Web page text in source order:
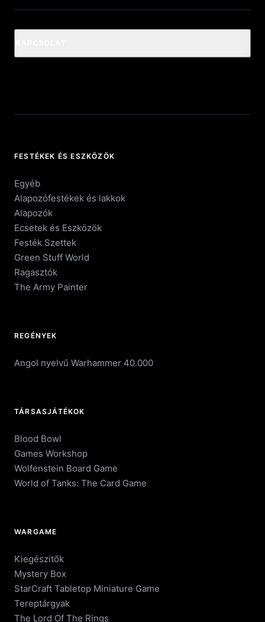
FESTÉKEK ÉS ESZKÖZÖK
Egyéb
Alapozófestékek és lakkok
Alapozók
Ecsetek és Eszközök
Festék Szettek
Green Stuff World
Ragasztók
The Army Painter
REGÉNYEK
Angol nyelvű Warhammer 40.000
TÁRSASJÁTÉKOK
Blood Bowl
Games Workshop
Wolfenstein Board Game
World of Tanks: The Card Game
WARGAME
Kiegészitők
Mystery Box
StarCraft Tabletop Miniature Game
Tereptárgyak
The Lord Of The Rings